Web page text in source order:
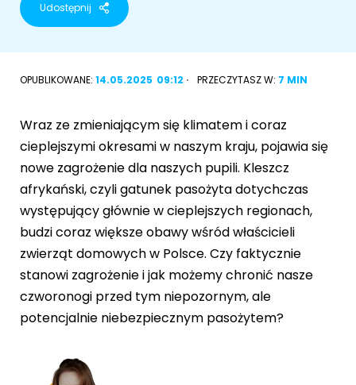
RASY PSÓW
Sznaucer miniaturowy
Golden retriever
Buldog francuski
Owczarek niemiecki
Wyszukiwarka ras psów
Kot perski
Kot rosyjski niebieski
Udostępnij
OPUBLIKOWANE: 14.05.2025 09:12 PRZECZYTASZ W: 7 MIN
Wraz ze zmieniającym się klimatem i coraz
cieplejszymi okresami w naszym kraju, pojawia się
nowe zagrożenie dla naszych pupili. Kleszcz
afrykański, czyli gatunek pasożyta dotychczas
występujący głównie w cieplejszych regionach,
budzi coraz większe obawy wśród właścicieli
zwierząt domowych w Polsce. Czy faktycznie
stanowi zagrożenie i jak możemy chronić nasze
czworonogi przed tym niepozornym, ale
potencjalnie niebezpiecznym pasożytem?